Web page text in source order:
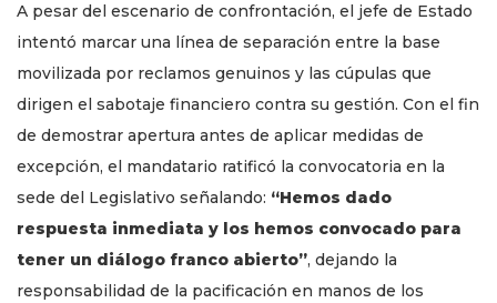
A pesar del escenario de confrontación, el jefe de Estado
intentó marcar una línea de separación entre la base
movilizada por reclamos genuinos y las cúpulas que
dirigen el sabotaje financiero contra su gestión. Con el fin
de demostrar apertura antes de aplicar medidas de
excepción, el mandatario ratificó la convocatoria en la
sede del Legislativo señalando: “Hemos dado
respuesta inmediata y los hemos convocado para
tener un diálogo franco abierto”, dejando la
responsabilidad de la pacificación en manos de los